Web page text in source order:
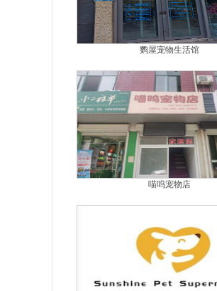
鹦屋宠物生活馆
喵呜宠物店